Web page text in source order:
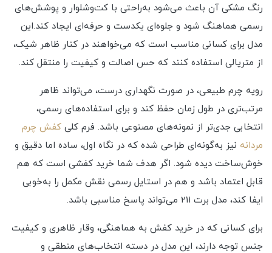
رنگ مشکی آن باعث می‌شود به‌راحتی با کت‌وشلوار و پوشش‌های
رسمی هماهنگ شود و جلوه‌ای یکدست و حرفه‌ای ایجاد کند.این
مدل برای کسانی مناسب است که می‌خواهند در کنار ظاهر شیک،
از متریالی استفاده کنند که حس اصالت و کیفیت را منتقل کند.
رویه چرم طبیعی، در صورت نگهداری درست، می‌تواند ظاهر
مرتب‌تری در طول زمان حفظ کند و برای استفاده‌های رسمی،
انتخابی جدی‌تر از نمونه‌های مصنوعی باشد. فرم کلی کفش چرم
مردانه نیز به‌گونه‌ای طراحی شده که در نگاه اول، ساده اما دقیق و
خوش‌ساخت دیده شود. اگر هدف شما خرید کفشی است که هم
قابل اعتماد باشد و هم در استایل رسمی نقش مکمل را به‌خوبی
ایفا کند، مدل برت 211 می‌تواند پاسخ مناسبی باشد.
برای کسانی که در خرید کفش به هماهنگی، وقار ظاهری و کیفیت
جنس توجه دارند، این مدل در دسته انتخاب‌های منطقی و